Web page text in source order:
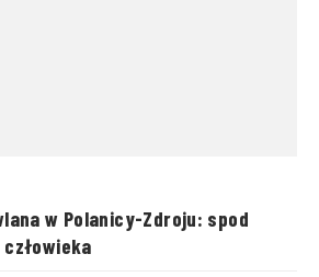
w Polanicy-Zdroju: spod